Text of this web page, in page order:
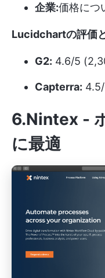
企業:価格につ
Lucidchartの評価
G2: 4.6/5
Capterra:
6.Nintex -
に最適